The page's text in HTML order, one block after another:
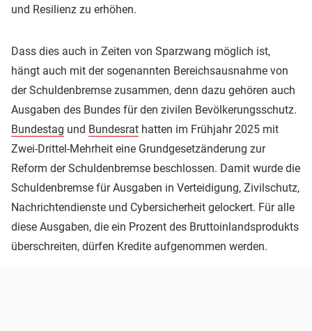
und Resilienz zu erhöhen.
Dass dies auch in Zeiten von Sparzwang möglich ist,
hängt auch mit der sogenannten Bereichsausnahme von
der Schuldenbremse zusammen, denn dazu gehören auch
Ausgaben des Bundes für den zivilen Bevölkerungsschutz.
Bundestag und Bundesrat hatten im Frühjahr 2025 mit
Zwei-Drittel-Mehrheit eine Grundgesetzänderung zur
Reform der Schuldenbremse beschlossen. Damit wurde die
Schuldenbremse für Ausgaben in Verteidigung, Zivilschutz,
Nachrichtendienste und Cybersicherheit gelockert. Für alle
diese Ausgaben, die ein Prozent des Bruttoinlandsprodukts
überschreiten, dürfen Kredite aufgenommen werden.